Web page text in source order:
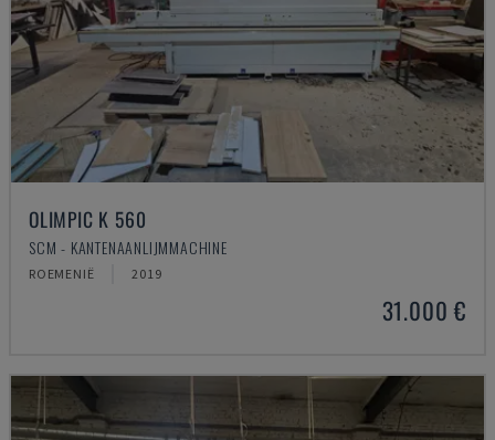
OLIMPIC K 560
SCM - KANTENAANLIJMMACHINE
ROEMENIË 2019
31.000 €